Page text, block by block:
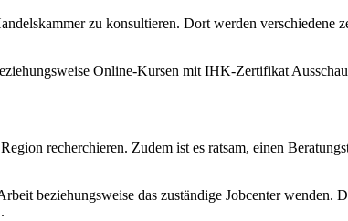
zu konsultieren. Dort werden verschiedene
Online-Kursen mit IHK-Zertifikat
recherchieren. Zudem ist es ratsam, einen
beziehungsweise das zuständige Jobcenter wenden.